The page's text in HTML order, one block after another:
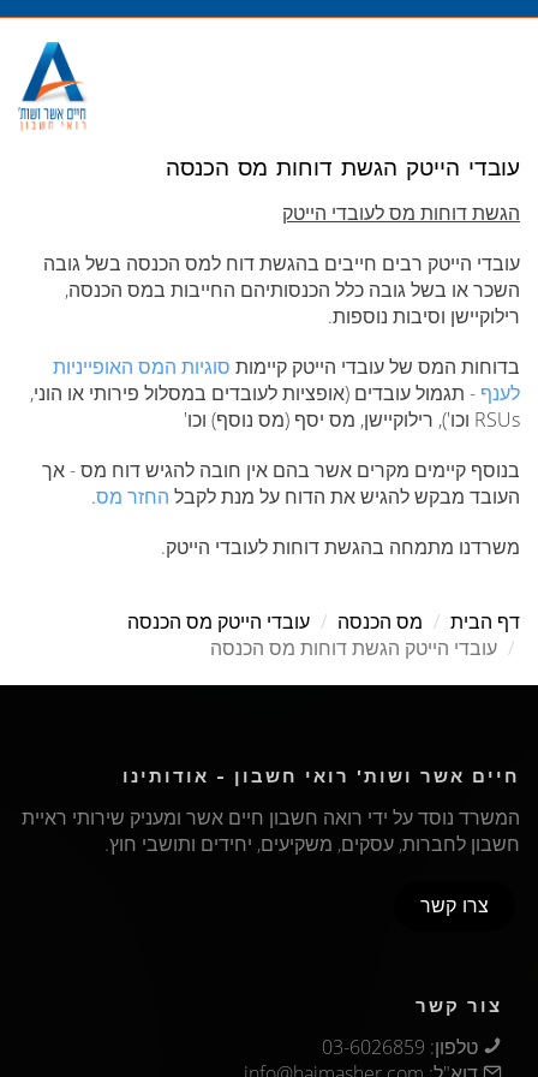
מעבר
עובדי הייטק הגשת דוחות מס הכנסה
הגשת דוחות מס לעובדי הייטק
עובדי הייטק רבים חייבים בהגשת דוח למס הכנסה בשל גובה
השכר או בשל גובה כלל הכנסותיהם החייבות במס הכנסה,
רילוקיישן וסיבות נוספות.
בדוחות המס של עובדי הייטק קיימות סוגיות המס האופייניות
לענף - תגמול עובדים (אופציות לעובדים במסלול פירותי או הוני,
RSUs וכו'), רילוקיישן, מס יסף (מס נוסף) וכו'
בנוסף קיימים מקרים אשר בהם אין חובה להגיש דוח מס - אך
העובד מבקש להגיש את הדוח על מנת לקבל החזר מס.
משרדנו מתמחה בהגשת דוחות לעובדי הייטק.
דף הבית מס הכנסה
עובדי הייטק מס הכנסה
עובדי הייטק הגשת דוחות מס הכנסה
חיים אשר ושות' רואי חשבון - אודותינו
המשרד נוסד על ידי רואה חשבון חיים אשר ומעניק שירותי ראיית
חשבון לחברות, עסקים, משקיעים, יחידים ותושבי חוץ.
צרו קשר
צור קשר
טלפון: ‏03-6026859‏‏